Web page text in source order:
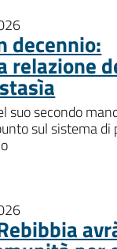
decennio:
relazione
suo secondo
sul sistema di